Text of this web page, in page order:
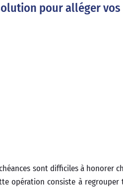
pour alléger
sont difficiles à honorer
opération consiste à